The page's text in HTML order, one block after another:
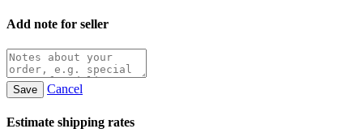
Add note for seller
Save Cancel
Estimate shipping rates